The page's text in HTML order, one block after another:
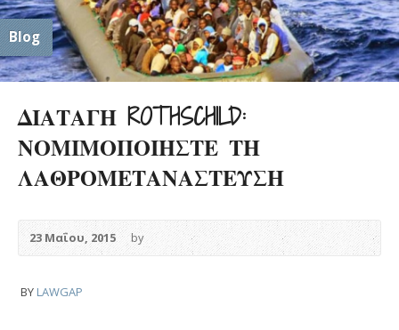
Blog
ΔΙΑΤΑΓΗ ROTHSCHILD:
ΝΟΜΙΜΟΠΟΙΗΣΤΕ ΤΗ
ΛΑΘΡΟΜΕΤΑΝΑΣΤΕΥΣΗ
23 Μαΐου, 2015 by
BY LAWGAP